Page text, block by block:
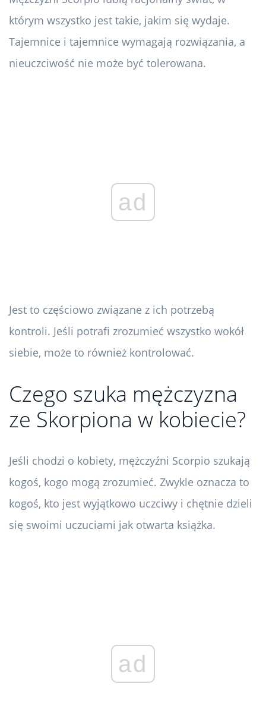
którym wszystko jest takie, jakim się wydaje.
Tajemnice i tajemnice wymagają rozwiązania, a
nieuczciwość nie może być tolerowana.
ad
Jest to częściowo związane z ich potrzebą
kontroli. Jeśli potrafi zrozumieć wszystko wokół
siebie, może to również kontrolować.
Czego szuka mężczyzna
ze Skorpiona w kobiecie?
Jeśli chodzi o kobiety, mężczyźni Scorpio szukają
kogoś, kogo mogą zrozumieć. Zwykle oznacza to
kogoś, kto jest wyjątkowo uczciwy i chętnie dzieli
się swoimi uczuciami jak otwarta książka.
ad